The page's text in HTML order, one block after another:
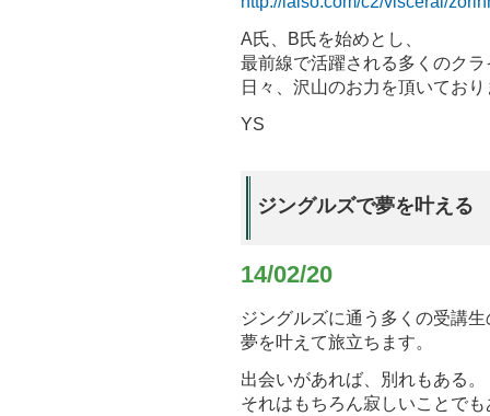
A氏、B氏を始めとし、
最前線で活躍される多くのク
日々、沢山のお力を頂いてお
YS
ジングルズで夢を叶える
14/02/20
ジングルズに通う多くの受講
夢を叶えて旅立ちます。
出会いがあれば、別れもある。
それはもちろん寂しいことで